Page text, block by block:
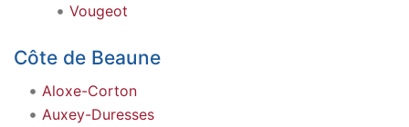
Vougeot
Côte de Beaune
Aloxe-Corton
Auxey-Duresses